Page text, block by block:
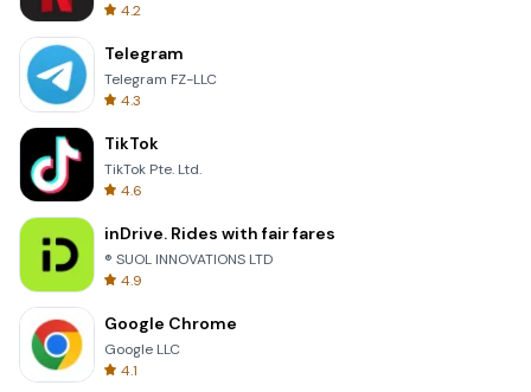
4.2
Telegram
Telegram FZ-LLC
4.3
TikTok
TikTok Pte. Ltd.
4.6
inDrive. Rides with fair fares
® SUOL INNOVATIONS LTD
4.9
Google Chrome
Google LLC
4.1